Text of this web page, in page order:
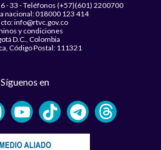
- 33 - Teléfonos (+57)(601) 2200700
nacional: 018000 123 414
info@rtvc.gov.co
y condiciones
D.C., Colombia
Código Postal: 111321
Síguenos en